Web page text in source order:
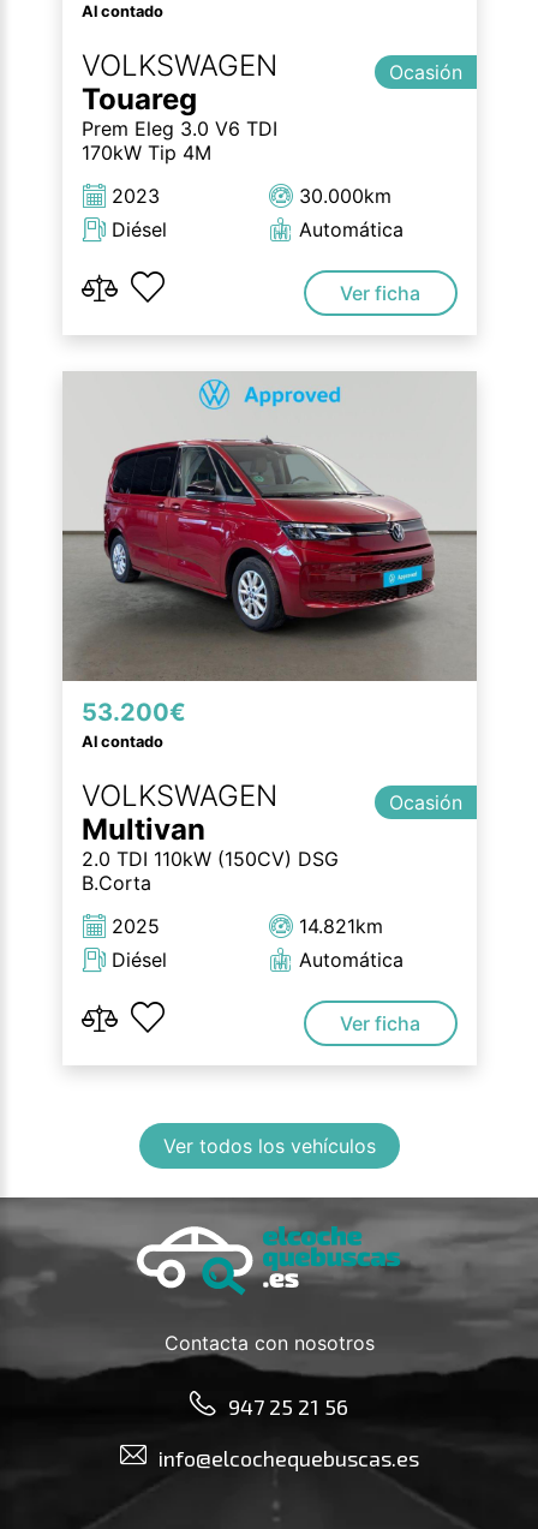
Al contado
VOLKSWAGEN
Touareg
Prem Eleg 3.0 V6 TDI
170kW Tip 4M
Ocasión
2023
Diésel
30.000km
Automática
Ver ficha
53.200€
Al contado
VOLKSWAGEN
Multivan
2.0 TDI 110kW (150CV) DSG
B.Corta
Ocasión
2025
Diésel
14.821km
Automática
Ver ficha
Ver todos los vehículos
Contacta con nosotros
947 25 21 56
info@elcochequebuscas.es